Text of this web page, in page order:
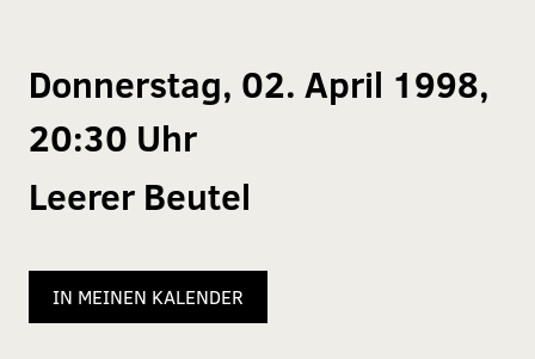
Donnerstag, 02. April 1998,
20:30 Uhr
Leerer Beutel
IN MEINEN KALENDER